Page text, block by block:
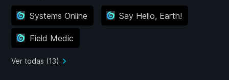
Systems Online Say Hello, Earth!
Field Medic
Ver todas (13)